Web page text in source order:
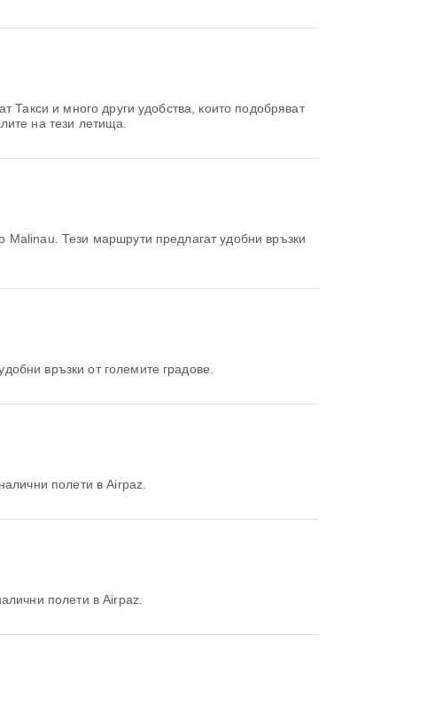
и много други удобства, които подобряват
на тези летища.
Тези маршрути предлагат удобни връзки
връзки от големите градове.
полети в Airpaz.
полети в Airpaz.